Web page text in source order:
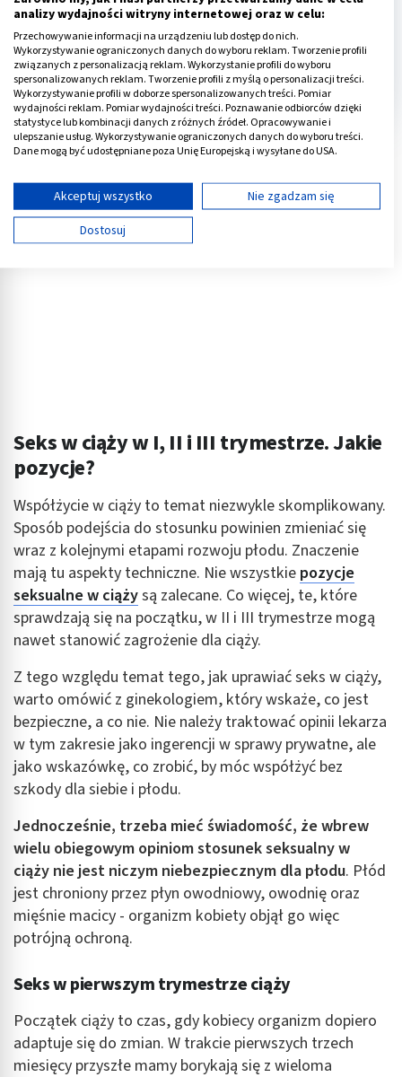
się macica może naciskać na naczynia
krwionośne, co może doprowadzić np. do
omdleń.
Rozwiń
Reklama
Seks w ciąży w I, II i III trymestrze. Jakie
pozycje?
Współżycie w ciąży to temat niezwykle skomplikowany.
Sposób podejścia do stosunku powinien zmieniać się
wraz z kolejnymi etapami rozwoju płodu. Znaczenie
mają tu aspekty techniczne. Nie wszystkie pozycje
seksualne w ciążysą zalecane. Co więcej, te, które
sprawdzają się na początku, w II i III trymestrze mogą
nawet stanowić zagrożenie dla ciąży.
Z tego względu temat tego, jak uprawiać seks w ciąży,
warto omówić z ginekologiem, który wskaże, co jest
bezpieczne, a co nie. Nie należy traktować opinii lekarza
w tym zakresie jako ingerencji w sprawy prywatne, ale
jako wskazówkę, co zrobić, by móc współżyć bez
szkody dla siebie i płodu.
Jednocześnie, trzeba mieć świadomość, że wbrew
wielu obiegowym opiniom stosunek seksualny w
ciąży nie jest niczym niebezpiecznym dla płodu. Płód
jest chroniony przez płyn owodniowy, owodnię oraz
mięśnie macicy - organizm kobiety objął go więc
potrójną ochroną.
Seks w pierwszym trymestrze ciąży
Początek ciąży to czas, gdy kobiecy organizm dopiero
adaptuje się do zmian. W trakcie pierwszych trzech
miesięcy przyszłe mamy borykają się z wieloma
analizy wydajności witryny internetowej oraz w celu:
Przechowywanie informacji na urządzeniu lub dostęp do nich.
Wykorzystywanie ograniczonych danych do wyboru reklam. Tworzenie profili
związanych z personalizacją reklam. Wykorzystanie profili do wyboru
spersonalizowanych reklam. Tworzenie profili z myślą o personalizacji treści.
Wykorzystywanie profili w doborze spersonalizowanych treści. Pomiar
wydajności reklam. Pomiar wydajności treści. Poznawanie odbiorców dzięki
statystyce lub kombinacji danych z różnych źródeł. Opracowywanie i
ulepszanie usług. Wykorzystywanie ograniczonych danych do wyboru treści.
Dane mogą być udostępniane poza Unię Europejską i wysyłane do USA.
Wyświetl listę partnerów (11 dostawców IAB)
Używamy Twoich danych w następujących celach:
Cele przetwarzania IAB:
spersonalizowanych reklam
Tworzenie profili w celu personalizacji treści
Wykorzystywanie profili w celu doboru
spersonalizowanych treści
Pomiar efektywności reklam
Pomiar efektywności treści
Rozumienie odbiorców dzięki statystyce lub
kombinacji danych z różnych źródeł
Rozwój i ulepszanie usług
Wykorzystywanie ograniczonych danych do
wyboru treści
Funkcje specjalne IAB:
Użycie dokładnych danych geolokalizacyjnych
Identyfikowanie urządzeń na podstawie
aktywnie żądanych informacji
Cele przetwarzania inne niż IAB:
Niezbędne
Wydajność (Performance)
Reklama / śledzenie
Akceptuj wszystko
Nie zgadzam się
Dostosuj